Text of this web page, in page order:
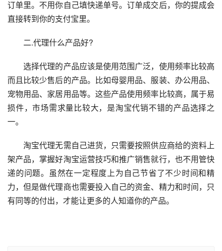
订单里。不用你自己填快递单号。订单成交后，你的提成会
直接转到你的支付宝里。
二.代理什么产品好?
选择代理的产品应该是使用范围广泛，使用频率比较高
而且比较少售后的产品。比如母婴用品、服装、办公用品、
宠物用品、家居用品等。这些产品使用频率比较高，属于易
损件，市场需求量比较大，是淘宝代销不错的产品选择之
一。
淘宝代理无需自己进货，只需要按照供应商给的资料上
架产品，掌握好淘宝运营技巧和推广销售就行，也不用管快
递的问题。虽然在一定程度上为自己节省了不少时间和精
力，但是做代理商也需要投入自己的资金、精力和时间，只
有同等的付出，才能让更多的人知道你的产品。